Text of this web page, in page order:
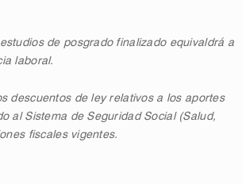
de posgrado finalizado equivaldrá a
laboral.
descuentos de ley relativos a los aportes
al Sistema de Seguridad Social (Salud,
fiscales vigentes.